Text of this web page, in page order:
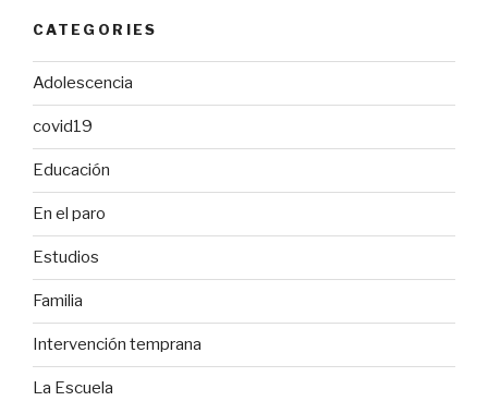
CATEGORIES
Adolescencia
covid19
Educación
En el paro
Estudios
Familia
Intervención temprana
La Escuela